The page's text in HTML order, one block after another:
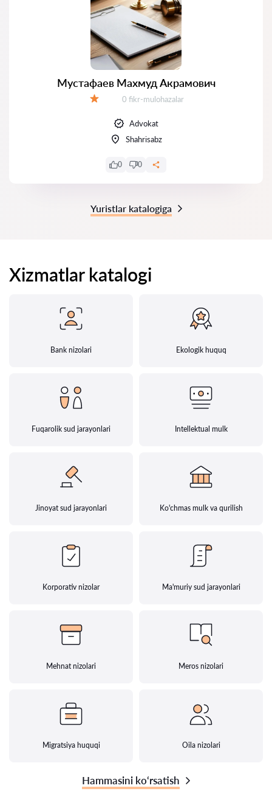
Мустафаев Махмуд Акрамович
Fikrlar:
0 fikr-mulohazalar
Advokat
Shahrisabz
0 0
Yuristlar katalogiga
Xizmatlar katalogi
Bank nizolari Ekologik huquq
Fuqarolik sud jarayonlari Intellektual mulk
Jinoyat sud jarayonlari Ko'chmas mulk va qurilish
Korporativ nizolar Ma'muriy sud jarayonlari
Mehnat nizolari Meros nizolari
Migratsiya huquqi Oila nizolari
Hammasini ko‘rsatish